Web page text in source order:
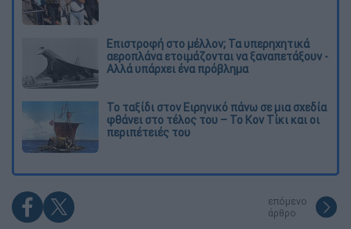
Επιστροφή στο μέλλον; Τα υπερηχητικά
αεροπλάνα ετοιμάζονται να ξαναπετάξουν -
Αλλά υπάρχει ένα πρόβλημα
Το ταξίδι στον Ειρηνικό πάνω σε μια σχεδία
φθάνει στο τέλος του – Το Κον Τίκι και οι
περιπέτειές του
επόμενο
άρθρο